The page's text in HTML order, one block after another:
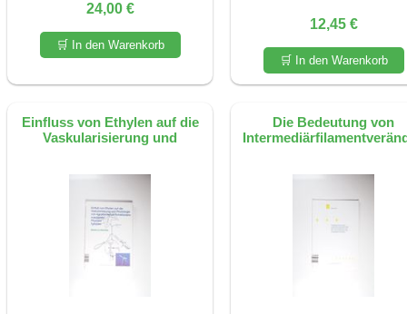
24,00 €
🛒 In den Warenkorb
12,45 €
🛒 In den Warenkorb
Einfluss von Ethylen auf die
Vaskularisierung und
Die Bedeutung von